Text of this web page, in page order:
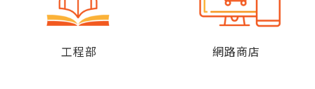
工程部 網路商店